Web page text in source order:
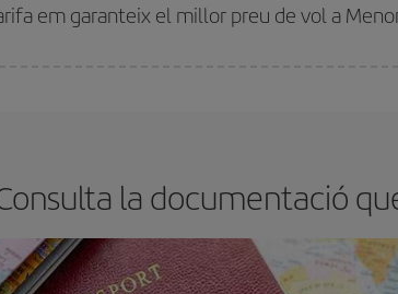
amb antelació és
fonamental per aconseguir vols barats
em garanteix el millor preu de vol a
la documentació